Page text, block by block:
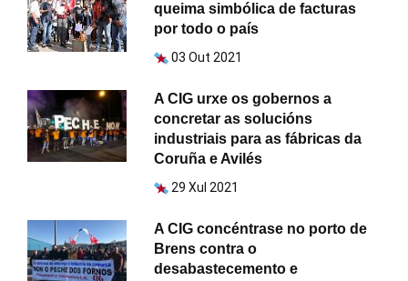
queima simbólica de facturas
por todo o país
03 Out 2021
A CIG urxe os gobernos a
concretar as solucións
industriais para as fábricas da
Coruña e Avilés
29 Xul 2021
A CIG concéntrase no porto de
Brens contra o
desabastecemento e